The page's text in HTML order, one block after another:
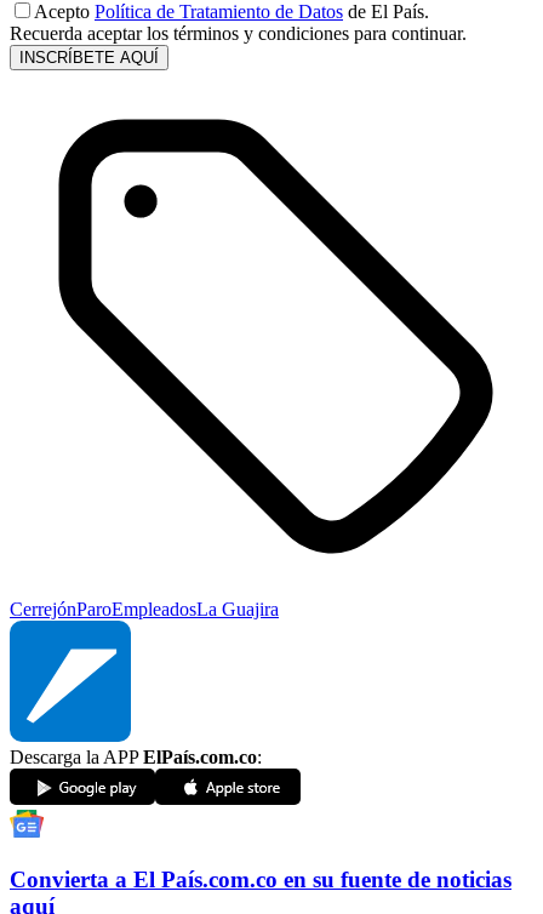
Acepto Política de Tratamiento de Datos de El País.
Recuerda aceptar los términos y condiciones para continuar.
INSCRÍBETE AQUÍ
CerrejónParoEmpleadosLa Guajira
Descarga la APPElPaís.com.co:
Convierta a El País.com.co en su fuente de noticias
aquí